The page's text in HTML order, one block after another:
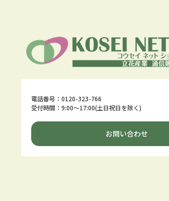
電話番号：0120-323-766
受付時間：9:00～17:00(土日祝日を除く)
お問い合わせ